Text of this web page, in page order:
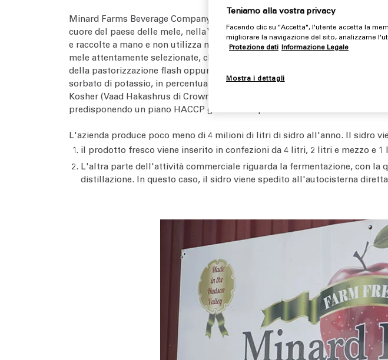
Minard Farms Beverage Company Inc. è un sidrificio a conduzione
cuore del paese delle mele, nella Valle del fiume Hudson, Clintondale, New
e raccolte a mano e non utilizza mai le mele cadute a terra. La pressatura
mele attentamente selezionate, che garantisce un sapore, una dolcezza e
della pastorizzazione flash oppure lo tratta con raggi UV, a seconda delle
sorbato di potassio, in percentuale inferiore a un ventesimo dell'1%, e
Kosher (Vaad Hakashrus di Crown Heights) e la licenza per essere
predisponendo un piano HACCP già un anno prima che la FDA stabilisse i
L'azienda produce poco meno di 4 milioni di litri di sidro all'anno. Il sidro
il prodotto fresco viene inserito in confezioni da 4 litri, 2 litri e mezzo e 1
L'altra parte dell'attività commerciale riguarda la fermentazione, con la
distillazione. In questo caso, il sidro viene spedito all'autocisterna
Teniamo alla vostra privacy
Facendo clic su "Accetta", l'utente accetta la
migliorare la navigazione del sito, analizzarne
Protezione dati Informazione Legale
Mostra i dettagli